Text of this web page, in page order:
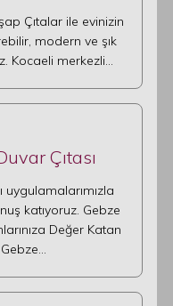
Çıtalar ile evinizin
modern ve şık
Kocaeli merkezli…
Çıtası
uygulamalarımızla
katıyoruz. Gebze
Değer Katan